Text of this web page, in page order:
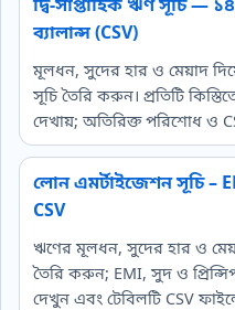
ব্যালান্স (CSV)
মূলধন, সুদের হার ও মেয়াদ দিয়ে
সূচি তৈরি করুন। প্রতিটি
দেখায়; অতিরিক্ত পরিশোধ ও
লোন এমর্টাইজেশন সূচি –
CSV
ঋণের মূলধন, সুদের হার ও
তৈরি করুন; EMI, সুদ ও
দেখুন এবং টেবিলটি CSV